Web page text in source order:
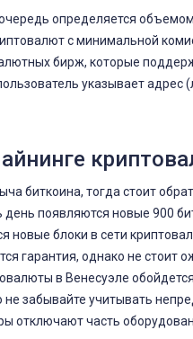
определяется
с минимальной
бирж, которые
указывает
биткоина, тогда стоит
появляются новые 900
новые блоки в сети
гарантия, однако не стоит
в Венесуэле
забывайте учитывать
отключают часть